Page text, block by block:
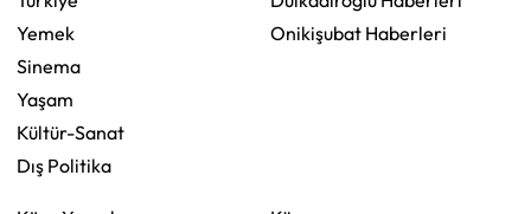
Yemek
Sinema
Yaşam
Kültür-Sanat
Dış Politika
Onikişubat Haberleri